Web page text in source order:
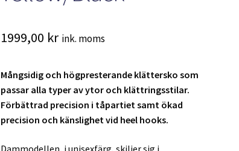
1999,00 kr ink. moms
Mångsidig och högpresterande klättersko som
passar alla typer av ytor och klättringsstilar.
Förbättrad precision i tåpartiet samt ökad
precision och känslighet vid heel hooks.